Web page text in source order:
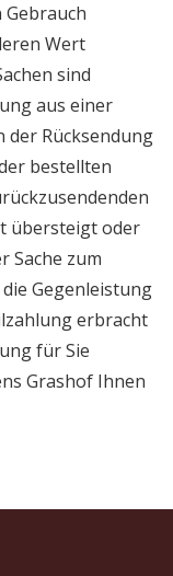
Gebrauch
Wert
sind
aus einer
der Rücksendung
bestellten
übersteigt oder
Sache zum
Gegenleistung
erbracht
für Sie
Grashof Ihnen